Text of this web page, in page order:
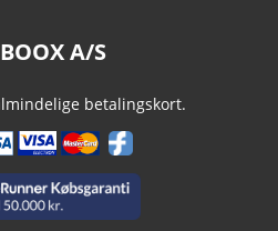
A/S
betalingskort.